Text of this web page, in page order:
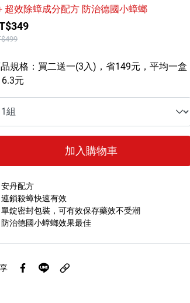
超效除蟑成分配方 防治德國小蟑螂
規格：買二送一(3入)，省149元，平均一盒
元
加入購物車
丹配方
鎖殺蟑快速有效
錠密封包裝，可有效保存藥效不受潮
治德國小蟑螂效果最佳